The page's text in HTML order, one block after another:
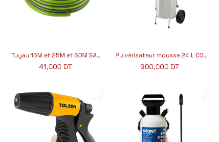
Tuyau 15M et 25M et 50M SAYFLEX
41,000 DT
Pulvérisateur mousse 24 L COMET
900,000 DT